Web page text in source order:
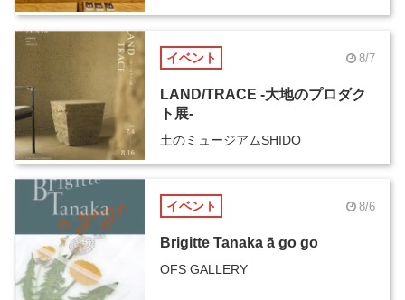
イベント 8/7
LAND/TRACE -大地のプロダク
ト展-
土のミュージアムSHIDO
イベント 8/6
Brigitte Tanaka ā go go
OFS GALLERY